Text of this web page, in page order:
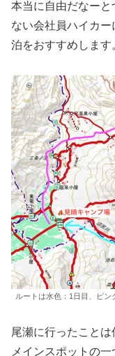
本当に自由だなーと
ない会社員ハイカ
泊をおすすめします
ルートは水色：1日目、ピン
尾瀬に行ったこと
メインスポットの